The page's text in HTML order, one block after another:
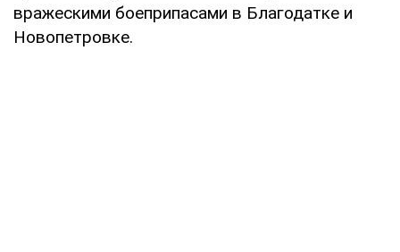
вражескими боеприпасами в Благодатке и
Новопетровке.